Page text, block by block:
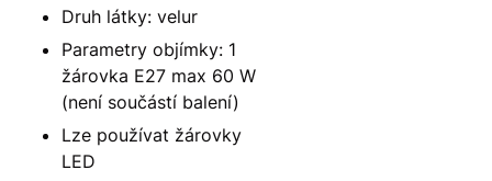
Druh látky: velur
Parametry objímky: 1
žárovka E27 max 60 W
(není součástí balení)
Lze používat žárovky
LED